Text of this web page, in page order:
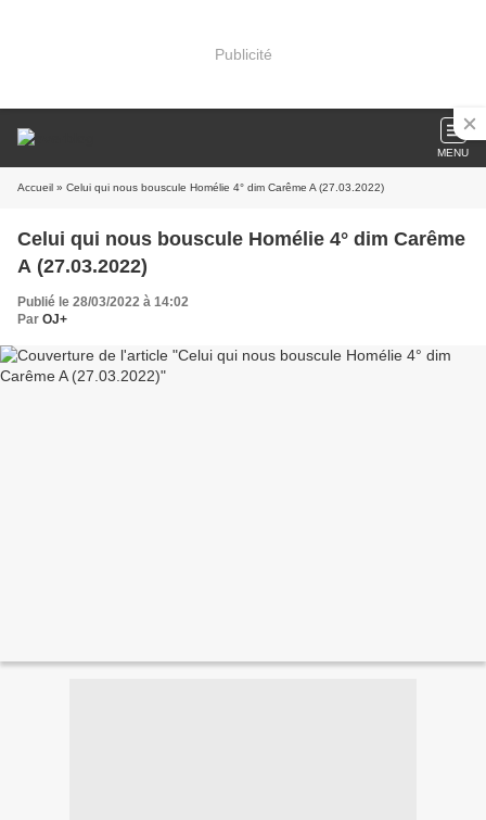
Publicité
MENU
Accueil » Celui qui nous bouscule Homélie 4° dim Carême A (27.03.2022)
Celui qui nous bouscule Homélie 4° dim Carême
A (27.03.2022)
Publié le 28/03/2022 à 14:02
Par OJ+